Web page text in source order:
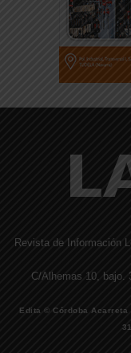
Revista de Información
C/Alhemas 10, bajo.
Edita © Córdoba Acarreta